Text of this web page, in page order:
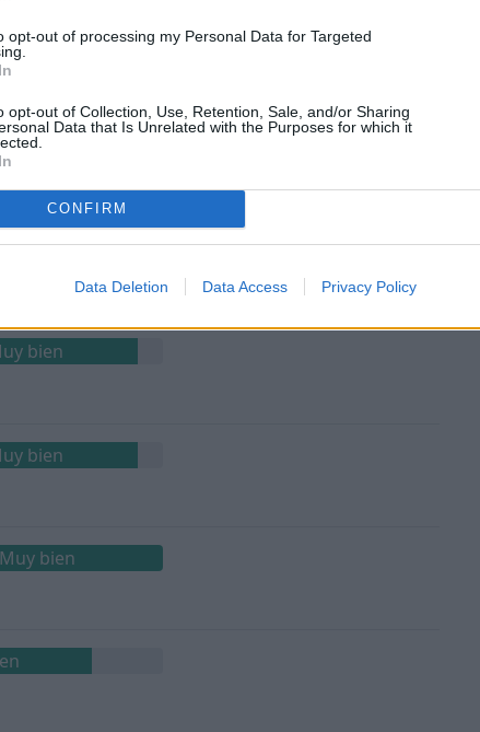
opt-out of processing my Personal Data for Targeted
opt-out of Collection, Use, Retention, Sale, and/or Sharing
Data that Is Unrelated with the Purposes for which it
CONFIRM
Data Deletion Data Access Privacy Policy
bien
bien
bien
bien
Muy bien